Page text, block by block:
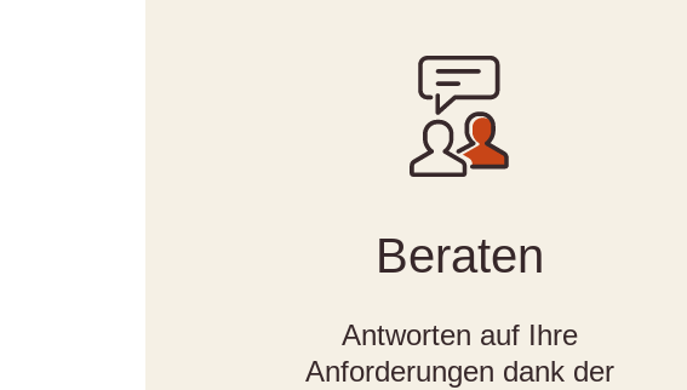
Beraten
Antworten auf Ihre
Anforderungen dank der